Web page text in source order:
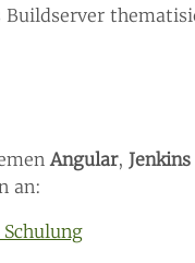
Buildserver
Angular, Jenkins
an: